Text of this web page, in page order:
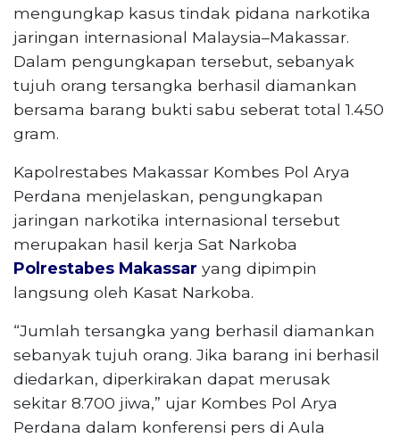
mengungkap kasus tindak pidana narkotika
jaringan internasional Malaysia–Makassar.
Dalam pengungkapan tersebut, sebanyak
tujuh orang tersangka berhasil diamankan
bersama barang bukti sabu seberat total 1.450
gram.
Kapolrestabes Makassar Kombes Pol Arya
Perdana menjelaskan, pengungkapan
jaringan narkotika internasional tersebut
merupakan hasil kerja Sat Narkoba
Polrestabes Makassar yang dipimpin
langsung oleh Kasat Narkoba.
“Jumlah tersangka yang berhasil diamankan
sebanyak tujuh orang. Jika barang ini berhasil
diedarkan, diperkirakan dapat merusak
sekitar 8.700 jiwa,” ujar Kombes Pol Arya
Perdana dalam konferensi pers di Aula